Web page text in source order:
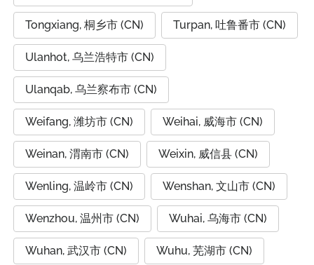
Tongxiang, 桐乡市 (CN) Turpan, 吐鲁番市 (CN)
Ulanhot, 乌兰浩特市 (CN)
Ulanqab, 乌兰察布市 (CN)
Weifang, 潍坊市 (CN) Weihai, 威海市 (CN)
Weinan, 渭南市 (CN) Weixin, 威信县 (CN)
Wenling, 温岭市 (CN) Wenshan, 文山市 (CN)
Wenzhou, 温州市 (CN) Wuhai, 乌海市 (CN)
Wuhan, 武汉市 (CN) Wuhu, 芜湖市 (CN)